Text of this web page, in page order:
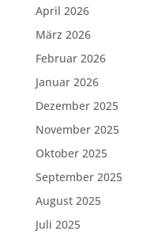
April 2026
März 2026
Februar 2026
Januar 2026
Dezember 2025
November 2025
Oktober 2025
September 2025
August 2025
Juli 2025